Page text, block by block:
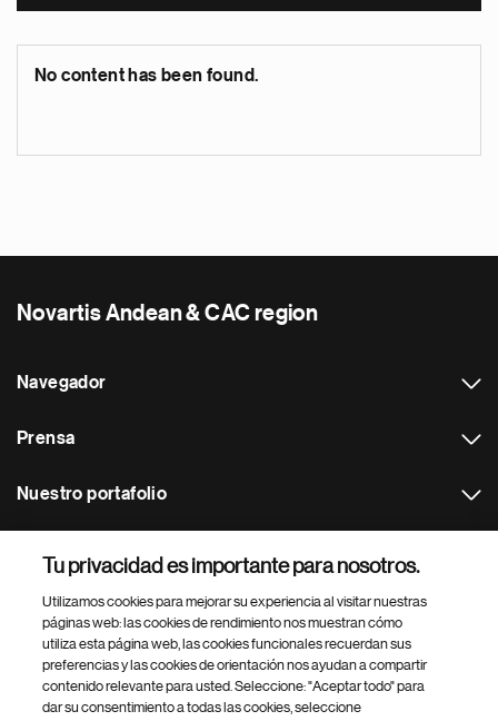
No content has been found.
Novartis Andean & CAC region
Navegador
Prensa
Nuestro portafolio
Footer Site Search
Tu privacidad es importante para nosotros.
Utilizamos cookies para mejorar su experiencia al visitar nuestras
páginas web: las cookies de rendimiento nos muestran cómo
utiliza esta página web, las cookies funcionales recuerdan sus
preferencias y las cookies de orientación nos ayudan a compartir
contenido relevante para usted. Seleccione: "Aceptar todo" para
dar su consentimiento a todas las cookies, seleccione